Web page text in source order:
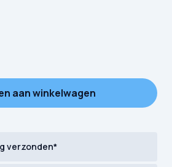
aan winkelwagen
verzonden*